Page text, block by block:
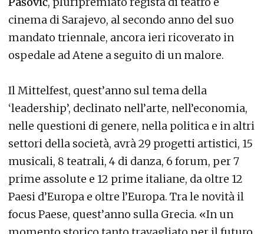
cinema di Sarajevo, al secondo anno del suo
mandato triennale, ancora ieri ricoverato in
ospedale ad Atene a seguito di un malore.
Il Mittelfest, quest’anno sul tema della
‘leadership’, declinato nell’arte, nell’economia,
nelle questioni di genere, nella politica e in altri
settori della società, avrà 29 progetti artistici, 15
musicali, 8 teatrali, 4 di danza, 6 forum, per 7
prime assolute e 12 prime italiane, da oltre 12
Paesi d’Europa e oltre l’Europa. Tra le novità il
focus Paese, quest’anno sulla Grecia. «In un